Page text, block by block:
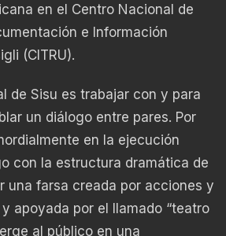
en el Centro Nacional de
e Información
(CITRU).
de Sisu es trabajar con y para
un diálogo entre pares. Por
en la ejecución
con la estructura dramática de
una farsa creada por acciones y
apoyada por el llamado “teatro
al público en una